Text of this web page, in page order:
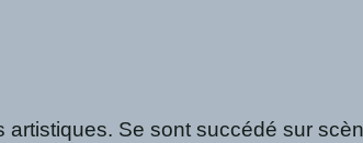
Se sont succédé sur